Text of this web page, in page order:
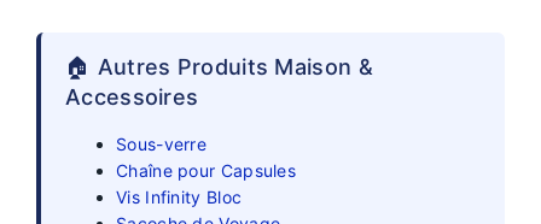
🏠 Autres Produits Maison &
Accessoires
Sous-verre
Chaîne pour Capsules
Vis Infinity Bloc